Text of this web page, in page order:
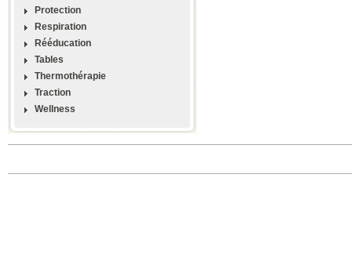
Protection
Respiration
Rééducation
Tables
Thermothérapie
Traction
Wellness